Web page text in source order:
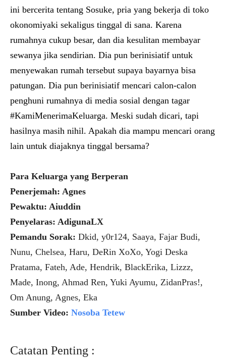
ini bercerita tentang Sosuke, pria yang bekerja di toko
okonomiyaki sekaligus tinggal di sana. Karena
rumahnya cukup besar, dan dia kesulitan membayar
sewanya jika sendirian. Dia pun berinisiatif untuk
menyewakan rumah tersebut supaya bayarnya bisa
patungan. Dia pun berinisiatif mencari calon-calon
penghuni rumahnya di media sosial dengan tagar
#KamiMenerimaKeluarga. Meski sudah dicari, tapi
hasilnya masih nihil. Apakah dia mampu mencari orang
lain untuk diajaknya tinggal bersama?
Para Keluarga yang Berperan
Penerjemah: Agnes
Pewaktu: Aiuddin
Penyelaras: AdigunaLX
Pemandu Sorak: Dkid, y0r124, Saaya, Fajar Budi,
Nunu, Chelsea, Haru, DeRin XoXo, Yogi Deska
Pratama, Fateh, Ade, Hendrik, BlackErika, Lizzz,
Made, Inong, Ahmad Ren, Yuki Ayumu, ZidanPras!,
Om Anung, Agnes, Eka
Sumber Video: Nosoba Tetew
Catatan Penting :